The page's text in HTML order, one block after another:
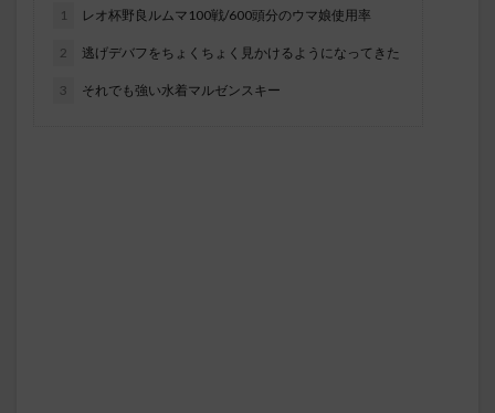
1 レオ杯野良ルムマ100戦/600頭分のウマ娘使用率
2 逃げデバフをちょくちょく見かけるようになってきた
3 それでも強い水着マルゼンスキー